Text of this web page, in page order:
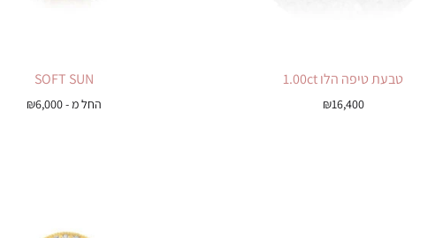
טבעת טיפה הלו 1.00ct
₪16,400
SOFT SUN
החל מ - ₪6,000